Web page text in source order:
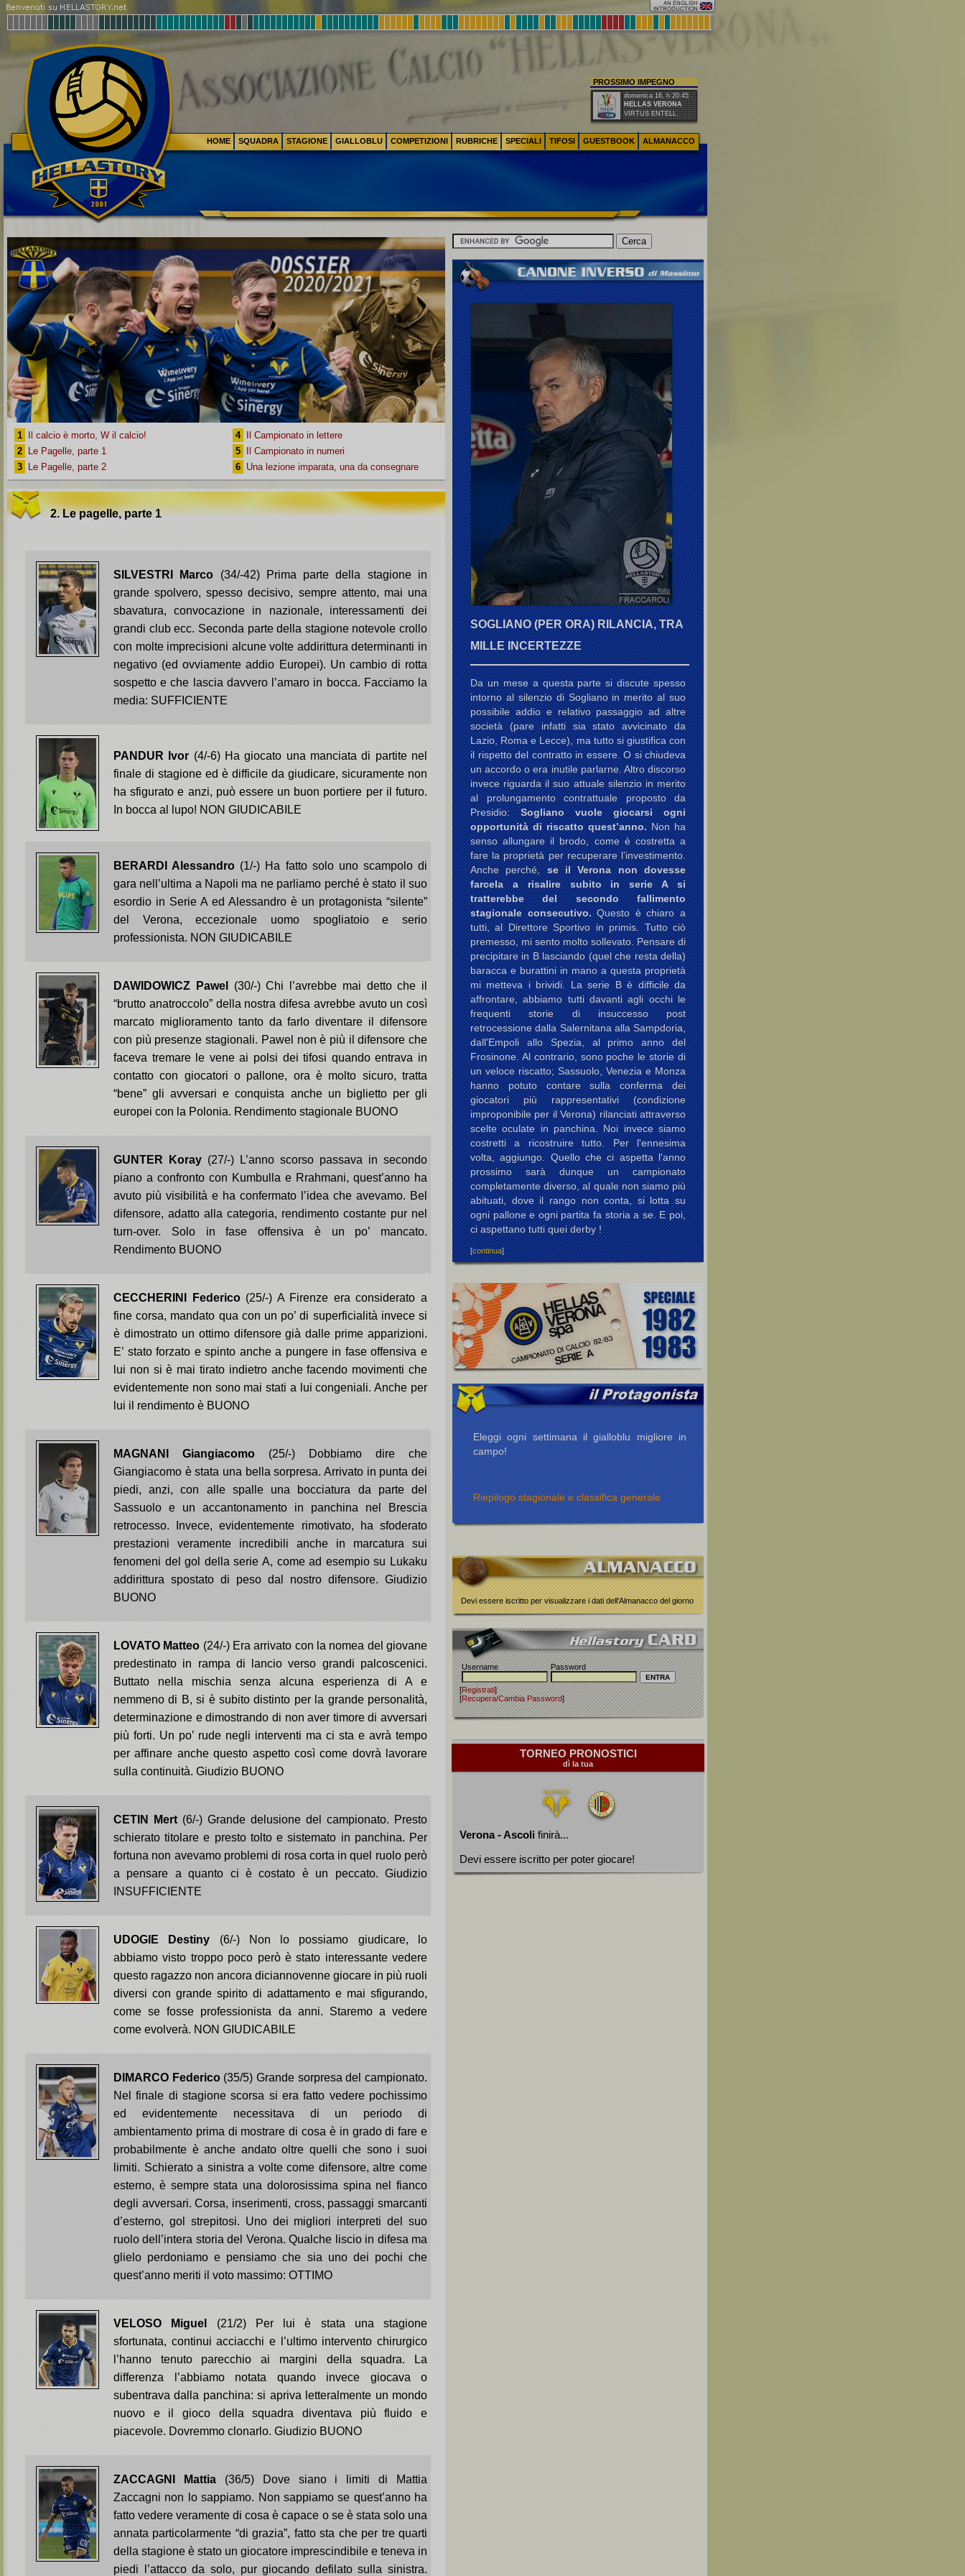
PROSSIMO IMPEGNO
domenica 16, h 20:45
HELLAS VERONA
VIRTUS ENTELL.
1
Il calcio è morto, W il calcio!
2
Le Pagelle, parte 1
3
Le Pagelle, parte 2
4
Il Campionato in lettere
5
Il Campionato in numeri
6 Una lezione imparata, una da consegnare
2. Le pagelle, parte 1
SILVESTRI Marco (34/-42) Prima parte della stagione in
grande spolvero, spesso decisivo, sempre attento, mai una
sbavatura, convocazione in nazionale, interessamenti dei
grandi club ecc. Seconda parte della stagione notevole crollo
con molte imprecisioni alcune volte addirittura determinanti in
negativo (ed ovviamente addio Europei). Un cambio di rotta
sospetto e che lascia davvero l’amaro in bocca. Facciamo la
media: SUFFICIENTE
PANDUR Ivor (4/-6) Ha giocato una manciata di partite nel
finale di stagione ed è difficile da giudicare, sicuramente non
ha sfigurato e anzi, può essere un buon portiere per il futuro.
In bocca al lupo! NON GIUDICABILE
BERARDI Alessandro (1/-) Ha fatto solo uno scampolo di
gara nell’ultima a Napoli ma ne parliamo perché è stato il suo
esordio in Serie A ed Alessandro è un protagonista “silente”
del Verona, eccezionale uomo spogliatoio e serio
professionista. NON GIUDICABILE
DAWIDOWICZ Pawel (30/-) Chi l’avrebbe mai detto che il
“brutto anatroccolo” della nostra difesa avrebbe avuto un così
marcato miglioramento tanto da farlo diventare il difensore
con più presenze stagionali. Pawel non è più il difensore che
faceva tremare le vene ai polsi dei tifosi quando entrava in
contatto con giocatori o pallone, ora è molto sicuro, tratta
“bene” gli avversari e conquista anche un biglietto per gli
europei con la Polonia. Rendimento stagionale BUONO
GUNTER Koray (27/-) L’anno scorso passava in secondo
piano a confronto con Kumbulla e Rrahmani, quest’anno ha
avuto più visibilità e ha confermato l’idea che avevamo. Bel
difensore, adatto alla categoria, rendimento costante pur nel
turn-over. Solo in fase offensiva è un po’ mancato.
Rendimento BUONO
CECCHERINI Federico (25/-) A Firenze era considerato a
fine corsa, mandato qua con un po’ di superficialità invece si
è dimostrato un ottimo difensore già dalle prime apparizioni.
E’ stato forzato e spinto anche a pungere in fase offensiva e
lui non si è mai tirato indietro anche facendo movimenti che
evidentemente non sono mai stati a lui congeniali. Anche per
lui il rendimento è BUONO
MAGNANI Giangiacomo (25/-) Dobbiamo dire che
Giangiacomo è stata una bella sorpresa. Arrivato in punta dei
piedi, anzi, con alle spalle una bocciatura da parte del
Sassuolo e un accantonamento in panchina nel Brescia
retrocesso. Invece, evidentemente rimotivato, ha sfoderato
prestazioni veramente incredibili anche in marcatura sui
fenomeni del gol della serie A, come ad esempio su Lukaku
addirittura spostato di peso dal nostro difensore. Giudizio
BUONO
LOVATO Matteo (24/-) Era arrivato con la nomea del giovane
predestinato in rampa di lancio verso grandi palcoscenici.
Buttato nella mischia senza alcuna esperienza di A e
nemmeno di B, si è subito distinto per la grande personalità,
determinazione e dimostrando di non aver timore di avversari
più forti. Un po’ rude negli interventi ma ci sta e avrà tempo
per affinare anche questo aspetto così come dovrà lavorare
sulla continuità. Giudizio BUONO
CETIN Mert (6/-) Grande delusione del campionato. Presto
schierato titolare e presto tolto e sistemato in panchina. Per
fortuna non avevamo problemi di rosa corta in quel ruolo però
a pensare a quanto ci è costato è un peccato. Giudizio
INSUFFICIENTE
UDOGIE Destiny (6/-) Non lo possiamo giudicare, lo
abbiamo visto troppo poco però è stato interessante vedere
questo ragazzo non ancora diciannovenne giocare in più ruoli
diversi con grande spirito di adattamento e mai sfigurando,
come se fosse professionista da anni. Staremo a vedere
come evolverà. NON GIUDICABILE
DIMARCO Federico (35/5) Grande sorpresa del campionato.
Nel finale di stagione scorsa si era fatto vedere pochissimo
ed evidentemente necessitava di un periodo di
ambientamento prima di mostrare di cosa è in grado di fare e
probabilmente è anche andato oltre quelli che sono i suoi
limiti. Schierato a sinistra a volte come difensore, altre come
esterno, è sempre stata una dolorosissima spina nel fianco
degli avversari. Corsa, inserimenti, cross, passaggi smarcanti
d’esterno, gol strepitosi. Uno dei migliori interpreti del suo
ruolo dell’intera storia del Verona. Qualche liscio in difesa ma
glielo perdoniamo e pensiamo che sia uno dei pochi che
quest’anno meriti il voto massimo: OTTIMO
VELOSO Miguel (21/2) Per lui è stata una stagione
sfortunata, continui acciacchi e l’ultimo intervento chirurgico
l’hanno tenuto parecchio ai margini della squadra. La
differenza l’abbiamo notata quando invece giocava o
subentrava dalla panchina: si apriva letteralmente un mondo
nuovo e il gioco della squadra diventava più fluido e
piacevole. Dovremmo clonarlo. Giudizio BUONO
ZACCAGNI Mattia (36/5) Dove siano i limiti di Mattia
Zaccagni non lo sappiamo. Non sappiamo se quest’anno ha
fatto vedere veramente di cosa è capace o se è stata solo una
annata particolarmente “di grazia”, fatto sta che per tre quarti
della stagione è stato un giocatore imprescindibile e teneva in
piedi l’attacco da solo, pur giocando defilato sulla sinistra.
SOGLIANO (PER ORA) RILANCIA, TRA
MILLE INCERTEZZE
Da un mese a questa parte si discute spesso
intorno al silenzio di Sogliano in merito al suo
possibile addio e relativo passaggio ad altre
società (pare infatti sia stato avvicinato da
Lazio, Roma e Lecce), ma tutto si giustifica con
il rispetto del contratto in essere. O si chiudeva
un accordo o era inutile parlarne. Altro discorso
invece riguarda il suo attuale silenzio in merito
al prolungamento contrattuale proposto da
Presidio:Sogliano vuole giocarsi ogni
opportunità di riscatto quest’anno.Non ha
senso allungare il brodo, come è costretta a
fare la proprietà per recuperare l’investimento.
Anche perché,se il Verona non dovesse
farcela a risalire subito in serie A si
tratterebbe del secondo fallimento
stagionale consecutivo.Questo è chiaro a
tutti, al Direttore Sportivo in primis. Tutto ciò
premesso, mi sento molto sollevato. Pensare di
precipitare in B lasciando (quel che resta della)
baracca e burattini in mano a questa proprietà
mi metteva i brividi. La serie B è difficile da
affrontare, abbiamo tutti davanti agli occhi le
frequenti storie di insuccesso post
retrocessione dalla Salernitana alla Sampdoria,
dall'Empoli allo Spezia, al primo anno del
Frosinone. Al contrario, sono poche le storie di
un veloce riscatto; Sassuolo, Venezia e Monza
hanno potuto contare sulla conferma dei
giocatori più rappresentativi (condizione
improponibile per il Verona) rilanciati attraverso
scelte oculate in panchina. Noi invece siamo
costretti a ricostruire tutto. Per l'ennesima
volta, aggiungo. Quello che ci aspetta l'anno
prossimo sarà dunque un campionato
completamente diverso, al quale non siamo più
abituati, dove il rango non conta, si lotta su
ogni pallone e ogni partita fa storia a se. E poi,
ci aspettano tutti quei derby !
[continua]
Eleggi ogni settimana il gialloblu migliore in
campo!
Riepilogo stagionale e classifica generale
Devi essere iscritto per visualizzare i dati dell'Almanacco del giorno
Username Password
[Registrati]
[Recupera/Cambia Password]
TORNEO PRONOSTICI
dì la tua
Verona - Ascoli finirà...
Devi essere iscritto per poter giocare!
HOME SQUADRA STAGIONE GIALLOBLU COMPETIZIONI RUBRICHE SPECIALI TIFOSI GUESTBOOK ALMANACCO